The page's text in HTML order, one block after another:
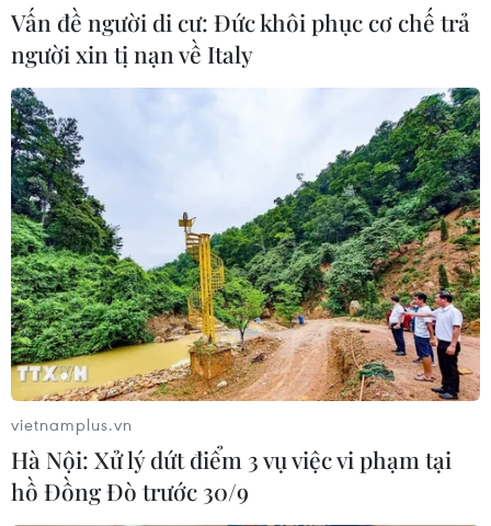
Vấn đề người di cư: Đức khôi phục cơ chế trả
người xin tị nạn về Italy
vietnamplus.vn
Hà Nội: Xử lý dứt điểm 3 vụ việc vi phạm tại
hồ Đồng Đò trước 30/9